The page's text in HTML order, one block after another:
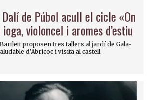
de Púbol acull el cicle «On
violoncel i aromes d’estiu
proposen tres tallers al jardí de Gala-
d’Abricoc i visita al castell